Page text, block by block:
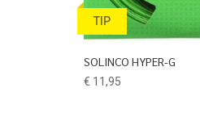
TIP
SOLINCO HYPER-G
€ 11,95